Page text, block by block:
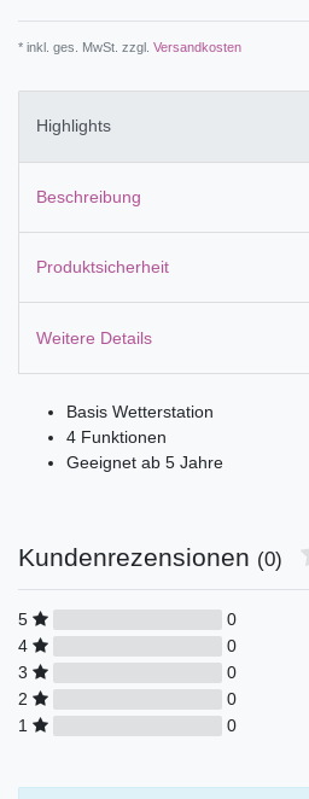
* inkl. ges. MwSt. zzgl. Versandkosten
Highlights
Beschreibung
Produktsicherheit
Weitere Details
Basis Wetterstation
4 Funktionen
Geeignet ab 5 Jahre
Kundenrezensionen (0)
5
0
4
0
3
0
2
0
1
0